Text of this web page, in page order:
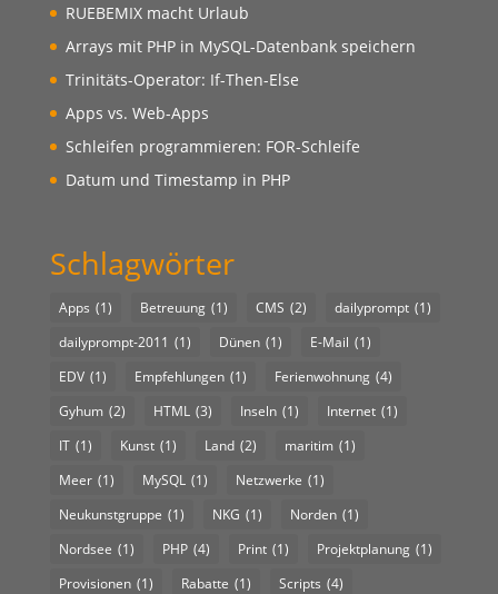
RUEBEMIX macht Urlaub
Arrays mit PHP in MySQL-Datenbank speichern
Trinitäts-Operator: If-Then-Else
Apps vs. Web-Apps
Schleifen programmieren: FOR-Schleife
Datum und Timestamp in PHP
Schlagwörter
Apps (1) Betreuung (1) CMS (2) dailyprompt (1)
dailyprompt-2011 (1) Dünen (1) E-Mail (1)
EDV (1) Empfehlungen (1) Ferienwohnung (4)
Gyhum (2) HTML (3) Inseln (1) Internet (1)
IT (1) Kunst (1) Land (2) maritim (1)
Meer (1) MySQL (1) Netzwerke (1)
Neukunstgruppe (1) NKG (1) Norden (1)
Nordsee (1) PHP (4) Print (1) Projektplanung (1)
Provisionen (1) Rabatte (1) Scripts (4)